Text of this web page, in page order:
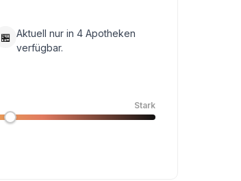
🏪 Aktuell nur in 4 Apotheken
verfügbar.
Stark